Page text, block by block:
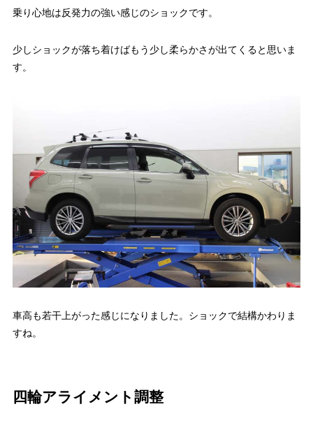
乗り心地は反発力の強い感じのショックです。
少しショックが落ち着けばもう少し柔らかさが出てくると思いま
す。
車高も若干上がった感じになりました。ショックで結構かわりま
すね。
四輪アライメント調整